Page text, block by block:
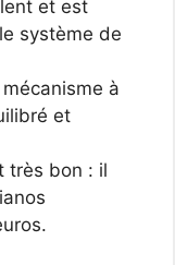
et est
système de
à
et
très bon : il